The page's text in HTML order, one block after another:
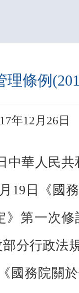
理條例
年12月26日
華人民共
19日《國
第一次修
分行政法
國務院關